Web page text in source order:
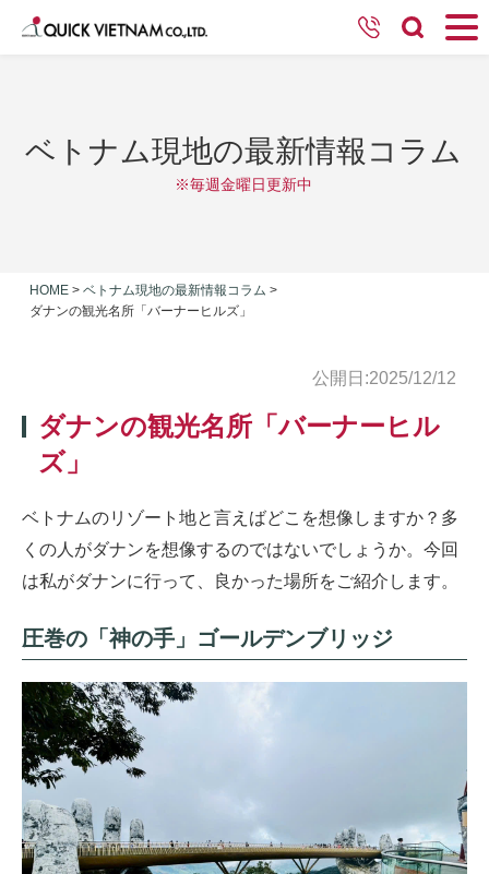
ベトナム現地の最新情報コラム
※毎週金曜日更新中
HOME > ベトナム現地の最新情報コラム >
ダナンの観光名所「バーナーヒルズ」
公開日:2025/12/12
ダナンの観光名所「バーナーヒル
ズ」
ベトナムのリゾート地と言えばどこを想像しますか？多
くの人がダナンを想像するのではないでしょうか。今回
は私がダナンに行って、良かった場所をご紹介します。
圧巻の「神の手」ゴールデンブリッジ